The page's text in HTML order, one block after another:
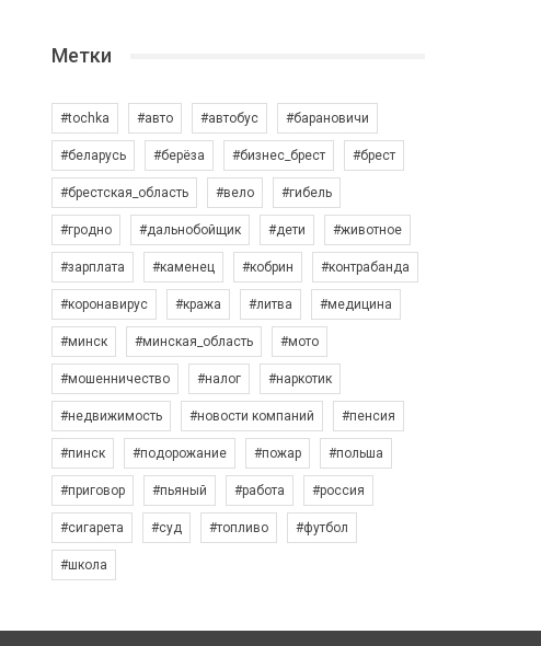
Метки
#tochka #авто #автобус #барановичи
#беларусь #берёза #бизнес_брест #брест
#брестская_область #вело #гибель
#гродно #дальнобойщик #дети #животное
#зарплата #каменец #кобрин #контрабанда
#коронавирус #кража #литва #медицина
#минск #минская_область #мото
#мошенничество #налог #наркотик
#недвижимость #новости компаний #пенсия
#пинск #подорожание #пожар #польша
#приговор #пьяный #работа #россия
#сигарета #суд #топливо #футбол
#школа